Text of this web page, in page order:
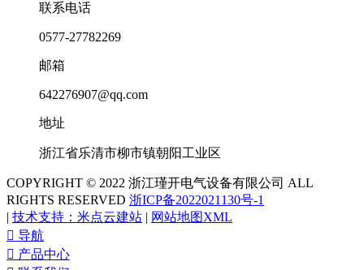
联系电话
0577-27782269
邮箱
642276907@qq.com
地址
浙江省乐清市柳市镇朝阳工业区
COPYRIGHT © 2022 浙江瑾开电气设备有限公司 ALL
RIGHTS RESERVED 浙ICP备2022021130号-1
| 技术支持：米点云建站 | 网站地图XML
 导航
 产品中心